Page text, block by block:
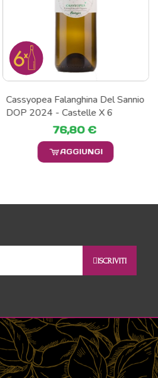
Cassyopea Falanghina Del Sannio
DOP 2024 - Castelle X 6
76,80 €
AGGIUNGI
ISCRIVITI